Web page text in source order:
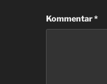
Kommentar*